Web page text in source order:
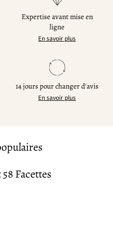
Expertise avant mise en
ligne
En savoir plus
14 jours pour changer d'avis
En savoir plus
Facettes